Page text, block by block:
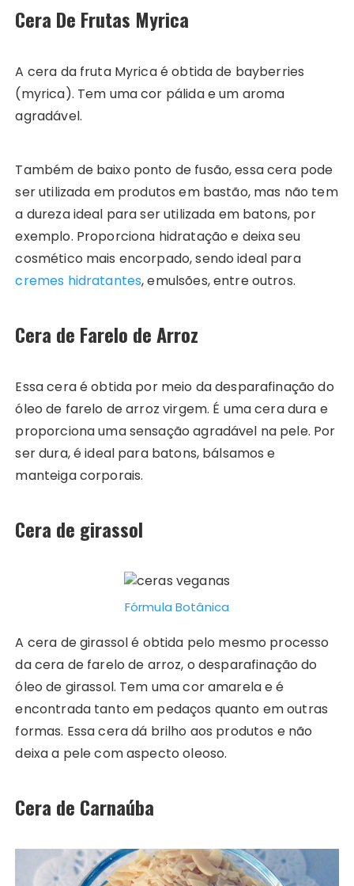
Cera De Frutas Myrica
A cera da fruta Myrica é obtida de bayberries
(myrica). Tem uma cor pálida e um aroma
agradável.
Também de baixo ponto de fusão, essa cera pode
ser utilizada em produtos em bastão, mas não tem
a dureza ideal para ser utilizada em batons, por
exemplo. Proporciona hidratação e deixa seu
cosmético mais encorpado, sendo ideal para
cremes hidratantes, emulsões, entre outros.
Cera de Farelo de Arroz
Essa cera é obtida por meio da desparafinação do
óleo de farelo de arroz virgem. É uma cera dura e
proporciona uma sensação agradável na pele. Por
ser dura, é ideal para batons, bálsamos e
manteiga corporais.
Cera de girassol
Fórmula Botânica
A cera de girassol é obtida pelo mesmo processo
da cera de farelo de arroz, o desparafinação do
óleo de girassol. Tem uma cor amarela e é
encontrada tanto em pedaços quanto em outras
formas. Essa cera dá brilho aos produtos e não
deixa a pele com aspecto oleoso.
Cera de Carnaúba